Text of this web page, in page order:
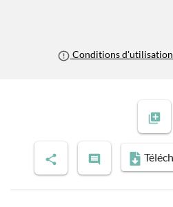
Conditions d'utilisation